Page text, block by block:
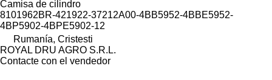
Camisa de cilindro
8101962BR-421922-37212A00-4BB5952-4BBE5952-
4BP5902-4BPE5902-12
Rumanía, Cristesti
ROYAL DRU AGRO S.R.L.
Contacte con el vendedor